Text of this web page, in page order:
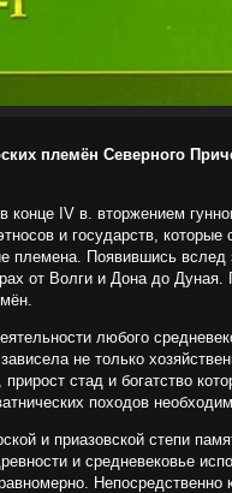
племён Северного
конце IV в. вторжением
и государств,
племена. Появившись
от Волги и Дона до Дуная.
любого
не только
стад и богатство
походов
и приазовской степи
и средневековье